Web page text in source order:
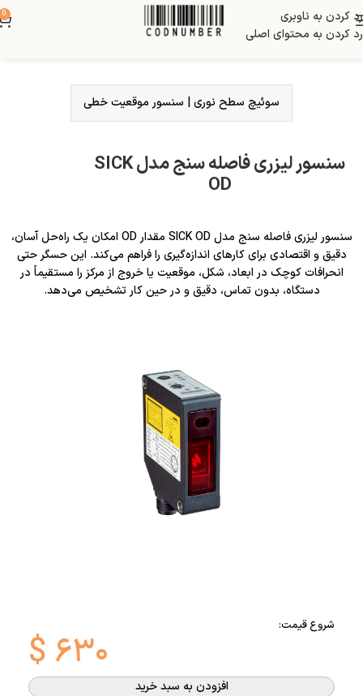
رد کردن به ناوبری
رد کردن به محتوای اصلی
0
سوئیچ سطح نوری سنسور موقعیت خطی
سنسور لیزری فاصله سنج مدل SICK
OD
سنسور لیزری فاصله سنج مدل SICK OD مقدار OD امکان یک راه‌حل آسان،
دقیق و اقتصادی برای کارهای اندازه‌گیری را فراهم می‌کند. این حسگر حتی
انحرافات کوچک در ابعاد، شکل، موقعیت یا خروج از مرکز را مستقیماً در
دستگاه، بدون تماس، دقیق و در حین کار تشخیص می‌دهد.
شروع قیمت:
$ ۶۳۰
افزودن به سبد خرید